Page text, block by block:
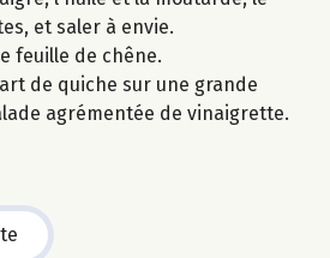
et saler à envie.
feuille de chêne.
de quiche sur une grande
agrémentée de vinaigrette.